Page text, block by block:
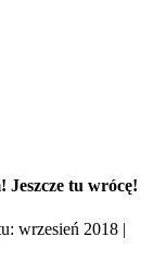
Jeszcze tu wrócę!
wrzesień 2018 |